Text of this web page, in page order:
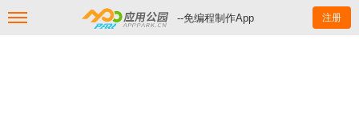
--免编程制作App 注册